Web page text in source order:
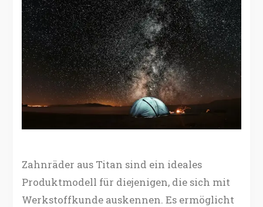
Zahnräder aus Titan sind ein ideales
Produktmodell für diejenigen, die sich mit
Werkstoffkunde auskennen. Es ermöglicht